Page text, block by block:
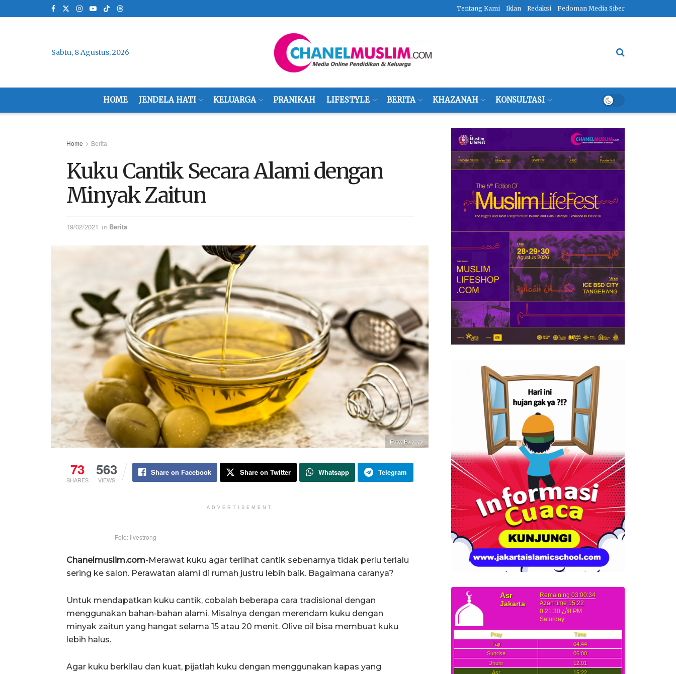
Tentang Kami Iklan Redaksi Pedoman Media Siber
Sabtu, 8 Agustus, 2026
HOME JENDELA HATI KELUARGA PRANIKAH LIFESTYLE BERITA KHAZANAH KONSULTASI
Home Berita
Kuku Cantik Secara Alami dengan
Minyak Zaitun
19/02/2021 in Berita
Foto: Pixabay
73
SHARES
563
VIEWS
Share on Facebook Share on Twitter Whatsapp Telegram
ADVERTISEMENT
Foto: livestrong
Chanelmuslim.com-Merawat kuku agar terlihat cantik sebenarnya tidak perlu terlalu
sering ke salon. Perawatan alami di rumah justru lebih baik. Bagaimana caranya?
Untuk mendapatkan kuku cantik, cobalah beberapa cara tradisional dengan
menggunakan bahan-bahan alami. Misalnya dengan merendam kuku dengan
minyak zaitun yang hangat selama 15 atau 20 menit. Olive oil bisa membuat kuku
lebih halus.
Agar kuku berkilau dan kuat, pijatlah kuku dengan menggunakan kapas yang